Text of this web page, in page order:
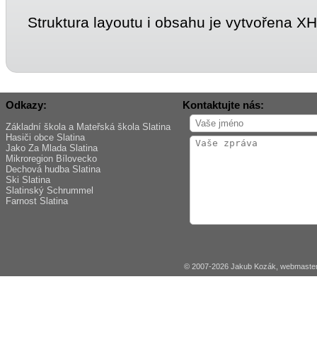
Struktura layoutu i obsahu je vytvořena
Odkazy:
Základní škola a Mateřská škola Slatina
Hasiči obce Slatina
Jako Za Mlada Slatina
Mikroregion Bílovecko
Dechová hudba Slatina
Ski Slatina
Slatinský Schrummel
Farnost Slatina
Kontaktujte nás:
© 2007-2026 Jakub Kozák,